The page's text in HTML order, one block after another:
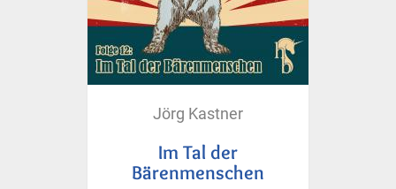
Jörg Kastner
Im Tal der
Bärenmenschen